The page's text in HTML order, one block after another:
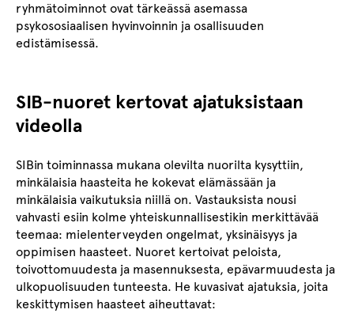
ryhmätoiminnot ovat tärkeässä asemassa
psykososiaalisen hyvinvoinnin ja osallisuuden
edistämisessä.
SIB-nuoret kertovat ajatuksistaan
videolla
SIBin toiminnassa mukana olevilta nuorilta kysyttiin,
minkälaisia haasteita he kokevat elämässään ja
minkälaisia vaikutuksia niillä on. Vastauksista nousi
vahvasti esiin kolme yhteiskunnallisestikin merkittävää
teemaa: mielenterveyden ongelmat, yksinäisyys ja
oppimisen haasteet. Nuoret kertoivat peloista,
toivottomuudesta ja masennuksesta, epävarmuudesta ja
ulkopuolisuuden tunteesta. He kuvasivat ajatuksia, joita
keskittymisen haasteet aiheuttavat: